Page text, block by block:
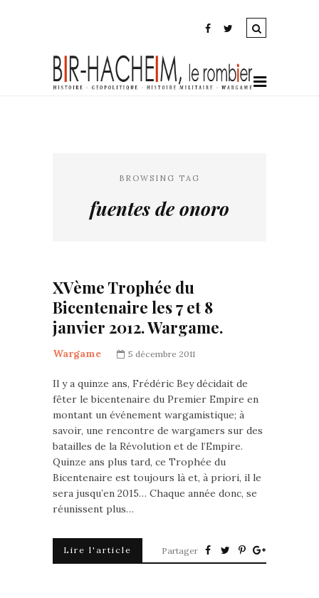
BROWSING TAG
fuentes de onoro
XVème Trophée du
Bicentenaire les 7 et 8
janvier 2012. Wargame.
Wargame 5 décembre 2011
Il y a quinze ans, Frédéric Bey décidait de
fêter le bicentenaire du Premier Empire en
montant un événement wargamistique; à
savoir, une rencontre de wargamers sur des
batailles de la Révolution et de l’Empire.
Quinze ans plus tard, ce Trophée du
Bicentenaire est toujours là et, à priori, il le
sera jusqu’en 2015… Chaque année donc, se
réunissent plus…
Lire l'article Partager